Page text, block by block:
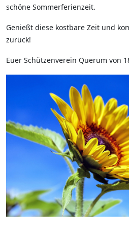
schöne Sommerferienzeit.
Genießt diese kostbare Zeit und
zurück!
Euer Schützenverein Querum von